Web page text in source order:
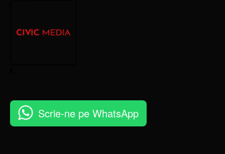
Scrie-ne pe WhatsApp